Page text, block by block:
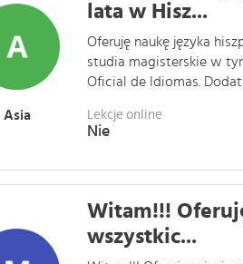
Asia
lata w Hisz...
Oferuję naukę języka
studia magisterskie w
Oficial de Idiomas.
Lekcje online
Nie
Witam!!!
wszystkic...